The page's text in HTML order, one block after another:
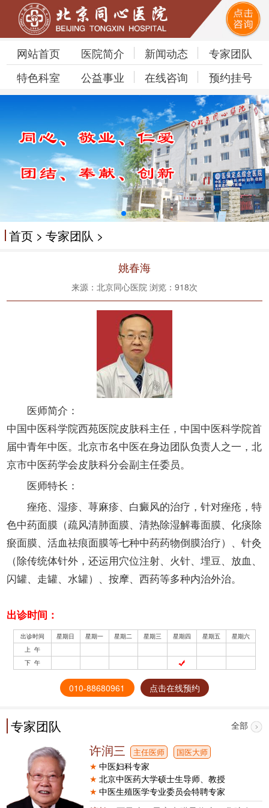
网站首页 医院简介 新闻动态
专家团队
特色科室
公益事业 在线咨询 预约挂号
首页> 专家团队 >
姚春海
来源：北京同心医院 浏览： 918次
医师简介：
中国中医科学院西苑医院皮肤科主任，中国中医科学院首
届中青年中医。北京市名中医在身边团队负责人之一，北
京市中医药学会皮肤科分会副主任委员。
医师特长：
痤疮、湿疹、荨麻疹、白癜风的治疗，针对痤疮，特
色中药面膜（疏风清肺面膜、清热除湿解毒面膜、化痰除
瘀面膜、活血祛痕面膜等七种中药药物倒膜治疗）、针灸
（除传统体针外，还运用穴位注射、火针、埋豆、放血、
闪罐、走罐、水罐）、按摩、西药等多种内治外治。
出诊时间：
出诊时间 星期日 星期一 星期二 星期三 星期四 星期五
星期六
上 午
下 午
010-88680961 点击在线预约
专家团队 全部
许润三 主任医师 国医大师
★ 中医妇科专家
★ 北京中医药大学硕士生导师、教授
★ 中医生殖医学专业委员会特聘专家